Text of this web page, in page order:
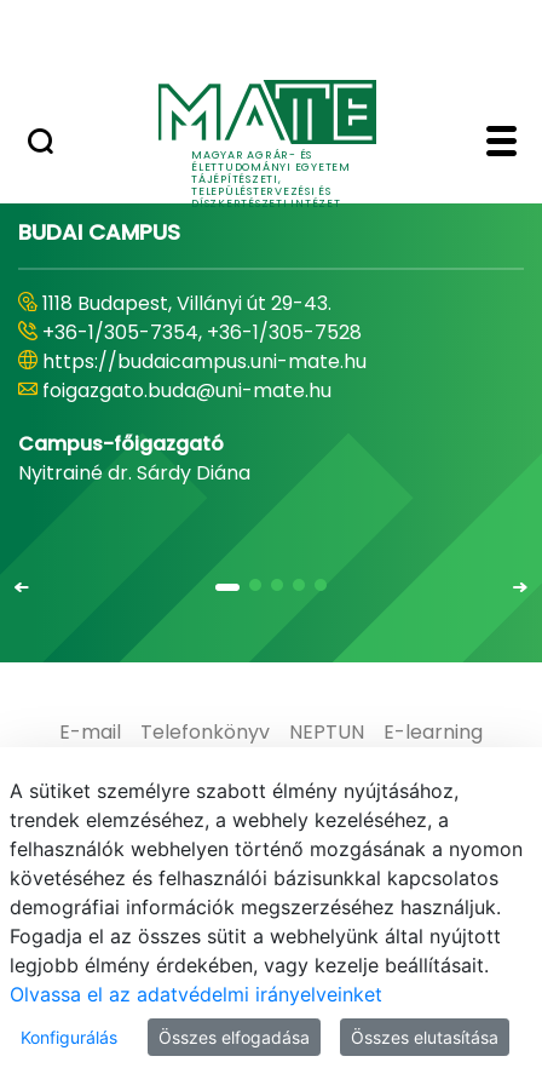
MAGYAR AGRÁR- ÉS
ÉLETTUDOMÁNYI EGYETEM
TÁJÉPÍTÉSZETI,
TELEPÜLÉSTERVEZÉSI ÉS
DÍSZKERTÉSZETI INTÉZET
Home - Tájépítészeti,
BUDAI CAMPUS
1118 Budapest, Villányi út 29-43.
+36-1/305-7354, +36-1/305-7528
https://budaicampus.uni-mate.hu
foigazgato.buda@uni-mate.hu
Campus-főigazgató
Nyitrainé dr. Sárdy Diána
E-mail Telefonkönyv NEPTUN
E-learning
Adatvédelem
© MATE 2021
A sütiket személyre szabott élmény nyújtásához,
trendek elemzéséhez, a webhely kezeléséhez, a
felhasználók webhelyen történő mozgásának a nyomon
követéséhez és felhasználói bázisunkkal kapcsolatos
demográfiai információk megszerzéséhez használjuk.
Fogadja el az összes sütit a webhelyünk által nyújtott
legjobb élmény érdekében, vagy kezelje beállításait.
Olvassa el az adatvédelmi irányelveinket
Konfigurálás Összes elfogadása Összes elutasítása